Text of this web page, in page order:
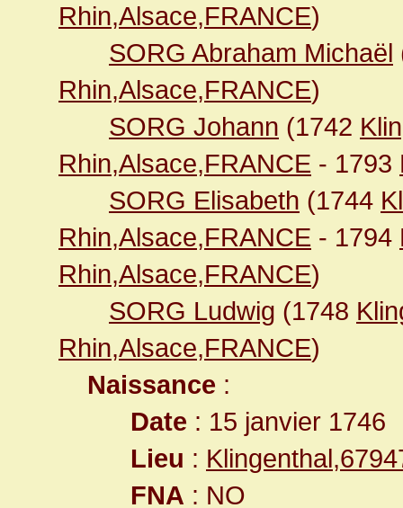
Rhin,Alsace,FRANCE)
SORG Abraham Michaël
Rhin,Alsace,FRANCE)
SORG Johann (1742
Rhin,Alsace,FRANCE - 1793
SORG Elisabeth (1744
Rhin,Alsace,FRANCE - 1794
Rhin,Alsace,FRANCE)
SORG Ludwig (1748
Rhin,Alsace,FRANCE)
Naissance :
Date : 15 janvier 1746
Lieu :
FNA : NO